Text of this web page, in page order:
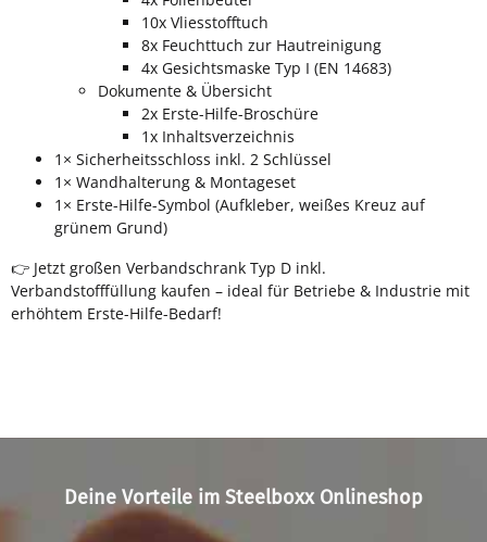
10x Vliesstofftuch
8x Feuchttuch zur Hautreinigung
4x Gesichtsmaske Typ I (EN 14683)
Dokumente & Übersicht
2x Erste-Hilfe-Broschüre
1x Inhaltsverzeichnis
1× Sicherheitsschloss inkl. 2 Schlüssel
1× Wandhalterung & Montageset
1× Erste-Hilfe-Symbol (Aufkleber, weißes Kreuz auf
grünem Grund)
👉 Jetzt großen Verbandschrank Typ D inkl.
Verbandstofffüllung kaufen – ideal für Betriebe & Industrie mit
erhöhtem Erste-Hilfe-Bedarf!
Deine Vorteile im Steelboxx Onlineshop